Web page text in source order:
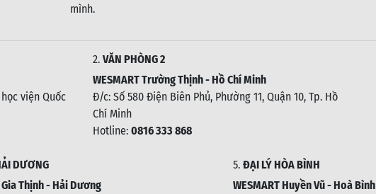
mình.
viện Quốc
2. VĂN PHÒNG 2
WESMART Trường Thịnh - Hồ Chí Minh
Đ/c: Số 580 Điện Biên Phủ, Phường 11, Quận 10, Tp. Hồ
Chí Minh
Hotline: 0816 333 868
DƯƠNG
Gia Thịnh - Hải Dương
5. ĐẠI LÝ HÒA BÌNH
WESMART Huyền Vũ - Hoà Bình